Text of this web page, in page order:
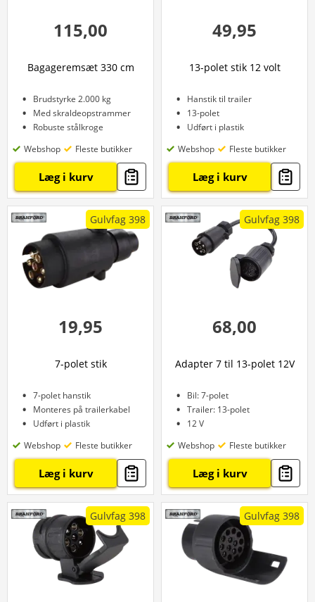
115,00
Bagageremsæt 330 cm
Brudstyrke 2.000 kg
Med skraldeopstrammer
Robuste stålkroge
Webshop
Fleste butikker
Læg i kurv
49,95
13-polet stik 12 volt
Hanstik til trailer
13-polet
Udført i plastik
Webshop
Fleste butikker
Læg i kurv
Gulvfag 398
19,95
7-polet stik
7-polet hanstik
Monteres på trailerkabel
Udført i plastik
Webshop
Fleste butikker
Læg i kurv
Gulvfag 398
68,00
Adapter 7 til 13-polet 12V
Bil: 7-polet
Trailer: 13-polet
12 V
Webshop
Fleste butikker
Læg i kurv
Gulvfag 398 Gulvfag 398